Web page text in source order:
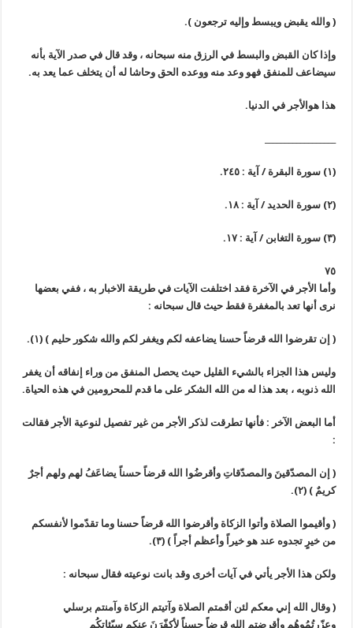
( والله يقبض ويبسط وإليه ترجعون )
.
وإذا كان القبض والبسط في الرزق منه سبحانه ، وقد قال في صدر الآية بأنه
سيضاعف للمنفق فهو وعد منه ووعده الحق وحاشا له أن يتخلف عما يعد به.
هذا هوالأجر في الدنيا.
(١) سورة البقرة / آية : ٢٤٥.
(٢) سورة الحديد / آية : ١٨.
(٣) سورة التغابن / آية : ١٧.
٧٥
وأما الأجر في الآخرة فقد اختلفت الآيات في طريقة الاخبار به ، ففي بعضها
نرى أنها تعد بالمغفرة فقط حيث قال سبحانه :
( إن تقرضوا الله قرضاً حسنا يضاعفه لكم ويغفر لكم والله شكور حليم ) (١) .
وليس هذا الجزاء بالشيء القليل حيث يحصل المنفق من وراء إنفاقه أن يغفر
الله ذنوبه ، بعد هذا له من الله الشكر على ما قدم للمحرومين في هذه الحياة.
أما البعض الآخر : فأنها تطرقت لذكر الأجر من غير تفصيل لنوعية الأجر فقالت
:
( إن المصدّقينَ والمصدّقاتِ وأقرضُوا الله قرضاً حسناً يضاعَفُ لهم ولهم أجرٌ
كريمٌ ) (٢) .
( وأقيموا الصلاة وأتوا الزكاة وأقرضوا الله قرضاً حسنا وما تقدّموا لأنفسكم
من خيرٍ تجدوه عند هو خيراً وأعظم أجراً
) (٣) .
ولكن هذا الأجر يأتي في آيات أخرى وقد بانت نوعيته فقال سبحانه :
( وقال الله إني معكم لئن أقمتم الصلاة وآتيتم الزكاة وآمنتم برسلي
وعزّرتُمُوهُم وأقرضتم الله قرضاً حسناً لأكفّرَنَ عنكم سيّئاتكُم